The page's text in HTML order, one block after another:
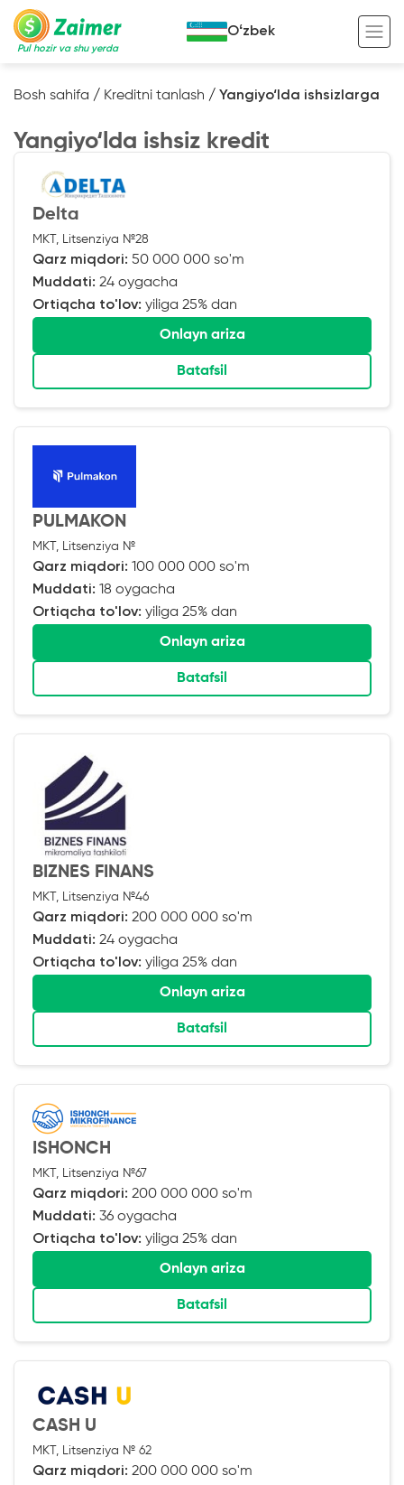
Pul hozir va shu yerda
Ko’chmas mulk garov evaziga kredit
Maxsus texnika garov evaziga kredit
Kredit onlayn
Tadbirkorlar uchun onlayn kredit
O‘zini o‘zi band qilganlar uchun onlayn
kredit
Foydali
Kreditingizning hayotiy tsikli
Kalkulyator
Oʻzbek
Bosh sahifa / Kreditni tanlash / Yangiyo‘lda ishsizlarga
Yangiyo‘lda ishsiz kredit
Delta
MKT, Litsenziya №28
Qarz miqdori: 50 000 000 so'm
Muddati: 24 oygacha
Ortiqcha to'lov: yiliga 25% dan
Onlayn ariza
Batafsil
PULMAKON
MKT, Litsenziya №
Qarz miqdori: 100 000 000 so'm
Muddati: 18 oygacha
Ortiqcha to'lov: yiliga 25% dan
Onlayn ariza
Batafsil
BIZNES FINANS
MKT, Litsenziya №46
Qarz miqdori: 200 000 000 so'm
Muddati: 24 oygacha
Ortiqcha to'lov: yiliga 25% dan
Onlayn ariza
Batafsil
ISHONCH
MKT, Litsenziya №67
Qarz miqdori: 200 000 000 so'm
Muddati: 36 oygacha
Ortiqcha to'lov: yiliga 25% dan
Onlayn ariza
Batafsil
CASH U
MKT, Litsenziya № 62
Qarz miqdori: 200 000 000 so'm